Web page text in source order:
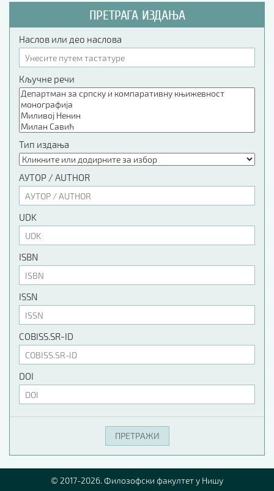
ПРЕТРАГА ИЗДАЊА
Наслов или део наслова
Кључне речи
Тип издања
АУТОР / AUTHOR
UDK
ISBN
ISSN
COBISS.SR-ID
DOI
© 2017-2026. Филозофски факултет у Нишу